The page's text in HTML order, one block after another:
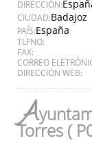
DIRECCIÓN:
CIUDAD:Badajoz
PAÍS:España
TLFNO:
FAX:
CORREO
DIRECCIÓN WEB:
A
Torres (